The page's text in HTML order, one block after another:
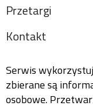
Przetargi
Kontakt
Serwis
zbierane są
osobowe.